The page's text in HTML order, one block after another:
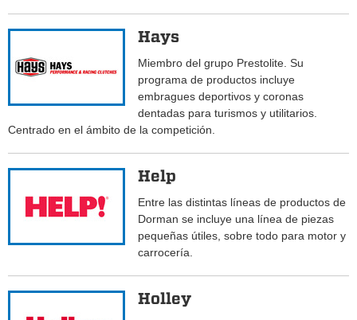
Hays
Miembro del grupo Prestolite. Su
programa de productos incluye
embragues deportivos y coronas
dentadas para turismos y utilitarios.
Centrado en el ámbito de la competición.
Help
Entre las distintas líneas de productos de
Dorman se incluye una línea de piezas
pequeñas útiles, sobre todo para motor y
carrocería.
Holley